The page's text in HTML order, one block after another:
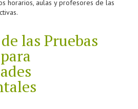
horarios, aulas y profesores de las
las Pruebas